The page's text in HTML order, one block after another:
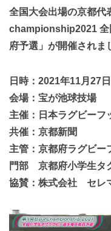
全国大会出場の京都
championship2021 全
府予選」が開催されま
日時：2021年11月27
会場：宝が池球技場
主催：日本ラグビーフ
共催：京都新聞
主管：京都府ラグビ
門部 京都府小学生タ
協賛：株式会社 セレ